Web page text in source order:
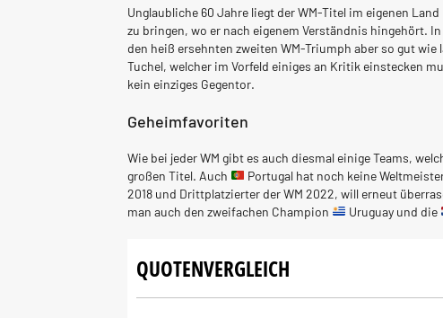
Unglaubliche 60 Jahre liegt der WM-Titel im eigenen
zu bringen, wo er nach eigenem Verständnis hingehört.
den heiß ersehnten zweiten WM-Triumph aber so gut
Tuchel, welcher im Vorfeld einiges an Kritik einstecken
kein einziges Gegentor.
Geheimfavoriten
Wie bei jeder WM gibt es auch diesmal einige Teams,
großen Titel. Auch
Portugal hat noch keine
2018 und Drittplatzierter der WM 2022, will erneut
man auch den zweifachen Champion
Uruguay und die